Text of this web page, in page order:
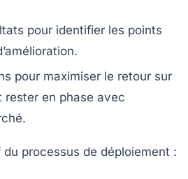
pour identifier les points
pour maximiser le retour sur
rester en phase avec
processus de déploiement :